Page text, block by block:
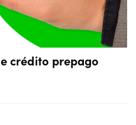
crédito prepago